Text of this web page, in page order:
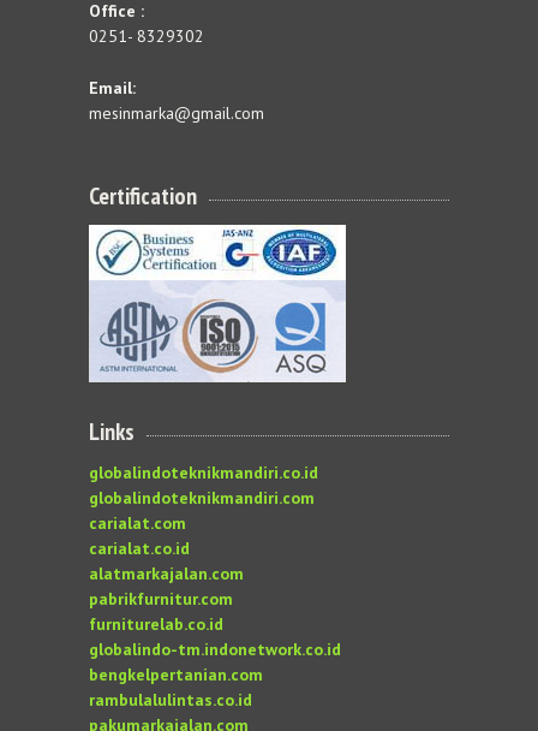
Office :
0251- 8329302
Email:
mesinmarka@gmail.com
Certification
Links
globalindoteknikmandiri.co.id
globalindoteknikmandiri.com
carialat.com
carialat.co.id
alatmarkajalan.com
pabrikfurnitur.com
furniturelab.co.id
globalindo-tm.indonetwork.co.id
bengkelpertanian.com
rambulalulintas.co.id
pakumarkajalan.com